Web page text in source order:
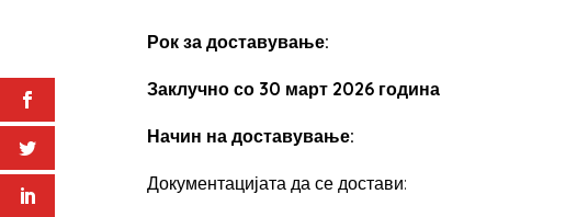
Рок за доставување:
Заклучно со 30 март 2026 година
Начин на доставување:
Документацијата да се достави: